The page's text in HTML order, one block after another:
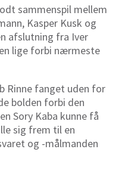
sammenspil mellem
Kasper Kusk og
afslutning fra Iver
lige forbi nærmeste
Rinne fanget uden for
bolden forbi den
Sory Kaba kunne få
sig frem til en
og -målmanden